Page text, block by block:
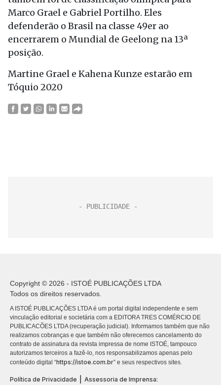
Marco Grael e Gabriel Portilho. Eles
defenderão o Brasil na classe 49er ao
encerrarem o Mundial de Geelong na 13ª
posição.
Martine Grael e Kahena Kunze estarão em
Tóquio 2020
Copyright © 2026 - ISTOÉ PUBLICAÇÕES LTDA
Todos os direitos reservados.
A ISTOÉ PUBLICAÇÕES LTDA é um portal digital independente e sem
vinculação editorial e societária com a EDITORA TRES COMÉRCIO DE
PUBLICACÕES LTDA (recuperação judicial). Informamos também que não
realizamos cobranças e que também não oferecemos cancelamento do
contrato de assinatura da revista impressa de nome ISTOÉ, tampouco
autorizamos terceiros a fazê-lo, nos responsabilizamos apenas pelo
conteúdo digital “https://istoe.com.br” e seus respectivos sites.
Política de Privacidade Assessoria de Imprensa: